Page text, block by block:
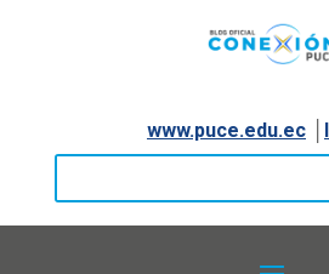
www.puce.edu.ec│